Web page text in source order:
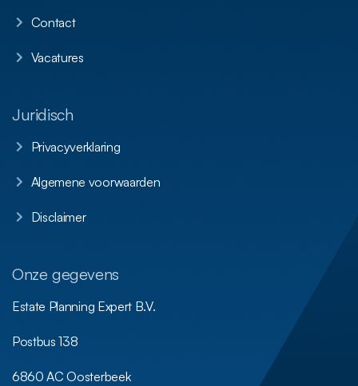
Contact
Vacatures
Juridisch
Privacyverklaring
Algemene voorwaarden
Disclaimer
Onze gegevens
Estate Planning Expert B.V.
Postbus 138
6860 AC Oosterbeek